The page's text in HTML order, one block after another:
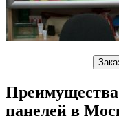
Преимущества
панелей в